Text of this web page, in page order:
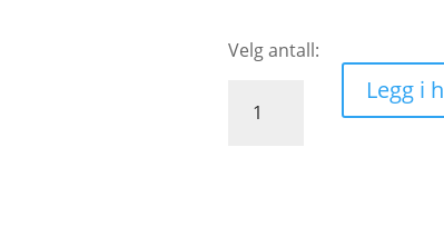
antall
Legg i